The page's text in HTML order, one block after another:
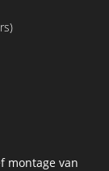
montage van